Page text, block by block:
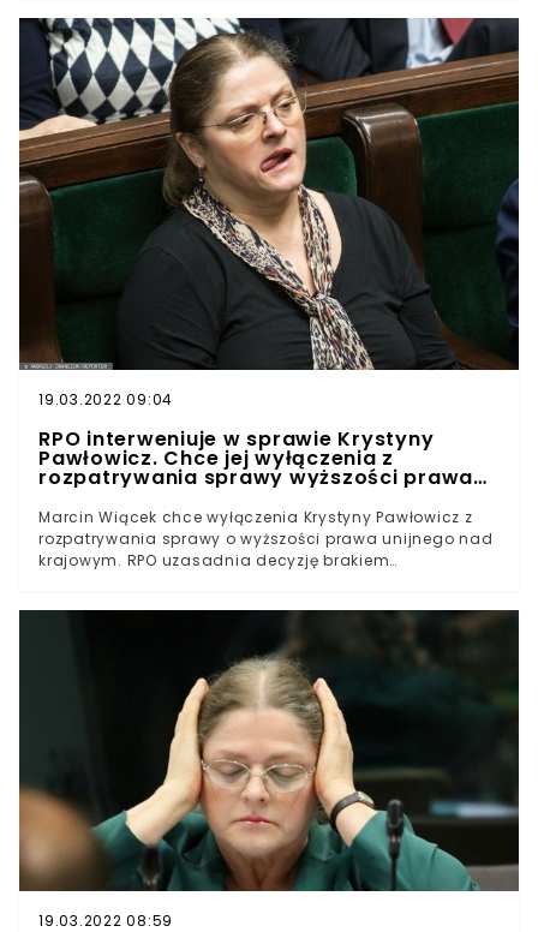
będących sprzecznymi z prawem europejskim. W
przypadku wystąpienia sprzeczności przepisy unijne
mają pierwszeństwo nad krajowymi.Organ zarządzany
przez Julię Przyłebską rozpoczął rozpoznawanie sprawy
w połowie lipca. Rozprawę wynikającą z wniosku
premiera Mateusza Morawieckiego odraczano jednak
kilkukrotnie.Ostatecznie termin ustalono na wtorek 31
sierpnia.
19.03.2022 09:04
RPO interweniuje w sprawie Krystyny
Pawłowicz. Chce jej wyłączenia z
rozpatrywania sprawy wyższości prawa
unijnego nad krajowym
Marcin Wiącek chce wyłączenia Krystyny Pawłowicz z
rozpatrywania sprawy o wyższości prawa unijnego nad
krajowym. RPO uzasadnia decyzję brakiem
pierwszeństwa prawa Unii Europejskiej nad krajowym.
Sprawę zainicjował wniosek złożony do Trybunału
Konstytucyjnego przez premiera Mateusza
Morawieckiego.Rzecz ma zostać rozpatrzona w pełnym
składzie. Biuro RPO poinformowało jednak o złożeniu
wniosku dotyczącego wyłączenia z udziału w
rozpoznaniu czterech sędziów TK, w tym Krystyny
Pawłowicz.
19.03.2022 08:59